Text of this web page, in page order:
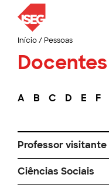
Início/ Pessoas
Docentes
A B C D E F
Professor visitante
Ciências Sociais